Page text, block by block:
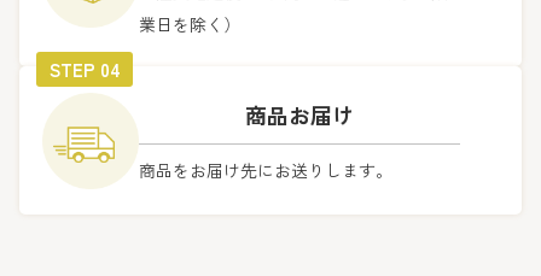
業日を除く）
STEP 04
商品お届け
商品をお届け先にお送りします。